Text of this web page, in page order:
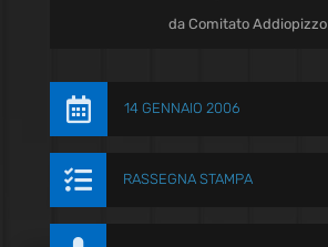
daComitato Addiopizzo
 14 GENNAIO 2006
 RASSEGNA STAMPA